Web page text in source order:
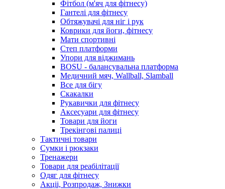
Фітбол (м'яч для фітнесу)
Гантелі для фітнесу
Обтяжувачі для ніг і рук
Коврики для йоги, фітнесу
Мати спортивні
Степ платформи
Упори для віджимань
BOSU - балансувальна платформа
Медичний мяч, Wallball, Slamball
Все для бігу
Скакалки
Рукавички для фітнесу
Аксесуари для фітнесу
Товари для йоги
Трекінгові палиці
Тактичні товари
Сумки і рюкзаки
Тренажери
Товари для реабілітації
Одяг для фітнесу
Акціі, Розпродаж, Знижки